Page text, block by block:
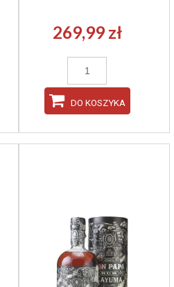
269,99 zł
DO KOSZYKA